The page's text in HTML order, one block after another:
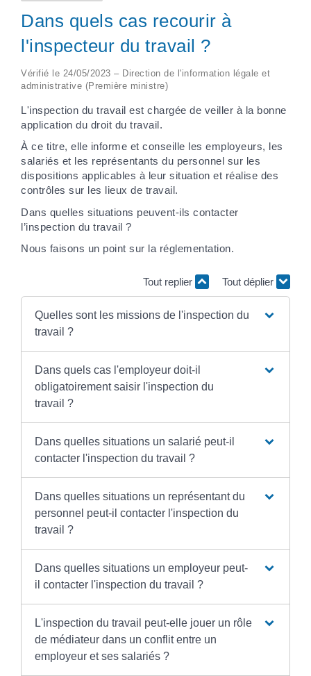
Dans quels cas recourir à
l'inspecteur du travail ?
Vérifié le 24/05/2023 – Direction de l'information légale et
administrative (Première ministre)
L'inspection du travail est chargée de veiller à la bonne
application du droit du travail.
À ce titre, elle informe et conseille les employeurs, les
salariés et les représentants du personnel sur les
dispositions applicables à leur situation et réalise des
contrôles sur les lieux de travail.
Dans quelles situations peuvent-ils contacter
l’inspection du travail ?
Nous faisons un point sur la réglementation.
Tout replier Tout déplier
Quelles sont les missions de l'inspection du
travail ?
Dans quels cas l'employeur doit-il
obligatoirement saisir l'inspection du
travail ?
Dans quelles situations un salarié peut-il
contacter l'inspection du travail ?
Dans quelles situations un représentant du
personnel peut-il contacter l'inspection du
travail ?
Dans quelles situations un employeur peut-
il contacter l'inspection du travail ?
L'inspection du travail peut-elle jouer un rôle
de médiateur dans un conflit entre un
employeur et ses salariés ?